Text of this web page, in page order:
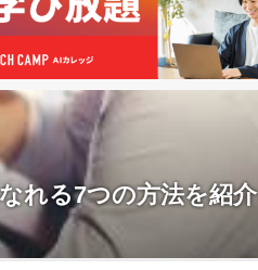
れる7つの方法を紹介